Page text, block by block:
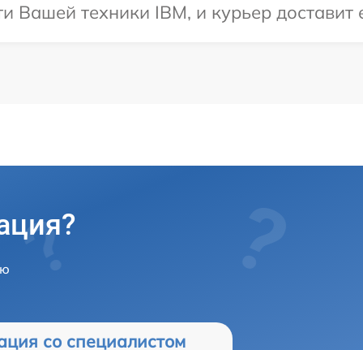
техники IBM, и курьер доставит
со специалистом